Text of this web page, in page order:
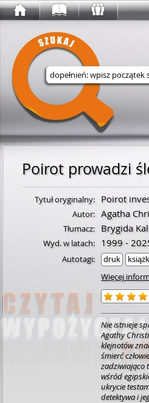
Wyszukaj w
Poirot prowadzi
Tytuł oryginalny: Poirot
Autor: Agatha
Tłumacz: Brygida
Wyd. w latach: 1999 -
Autotagi: druk
Więcej
Nie istnieje
Agathy
klejnotów
śmierć
zadziwiająco
wśród
ukrycie
detektywa i